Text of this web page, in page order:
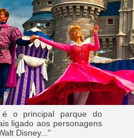
o principal parque do
ligado aos personagens
Disney..."